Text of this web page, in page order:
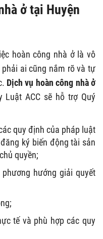
ở tại Huyện
hoàn công nhà ở là vô
ai cũng nắm rõ và tự
Dịch vụ hoàn công nhà ở
Luật ACC sẽ hỗ trợ Quý
quy định của pháp luật
ký biến động tài sản
quyền;
hướng giải quyết
tế và phù hợp các quy